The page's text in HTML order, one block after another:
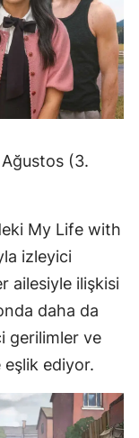
(3.
My Life with
izleyici
ailesiyle ilişkisi
daha da
gerilimler ve
ediyor.